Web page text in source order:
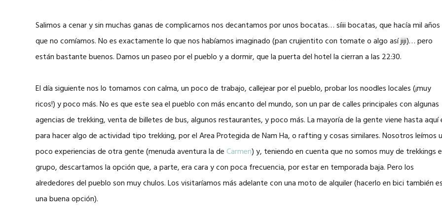
Salimos a cenar y sin muchas ganas de complicarnos nos decantamos por unos bocatas… síiii bocatas, que hacía mil años
que no comíamos. No es exactamente lo que nos habíamos imaginado (pan crujientito con tomate o algo así jiji)… pero
están bastante buenos. Damos un paseo por el pueblo y a dormir, que la puerta del hotel la cierran a las 22:30.
El día siguiente nos lo tomamos con calma, un poco de trabajo, callejear por el pueblo, probar los noodles locales (¡muy
ricos!) y poco más. No es que este sea el pueblo con más encanto del mundo, son un par de calles principales con algunas
agencias de trekking, venta de billetes de bus, algunos restaurantes, y poco más. La mayoría de la gente viene hasta aquí
para hacer algo de actividad tipo trekking, por el Area Protegida de Nam Ha, o rafting y cosas similares. Nosotros leímos
poco experiencias de otra gente (menuda aventura la de Carmen) y, teniendo en cuenta que no somos muy de trekkings
grupo, descartamos la opción que, a parte, era cara y con poca frecuencia, por estar en temporada baja. Pero los
alrededores del pueblo son muy chulos. Los visitaríamos más adelante con una moto de alquiler (hacerlo en bici también es
una buena opción).